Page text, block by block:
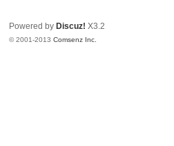
Powered by Discuz! X3.2
© 2001-2013Comsenz Inc.